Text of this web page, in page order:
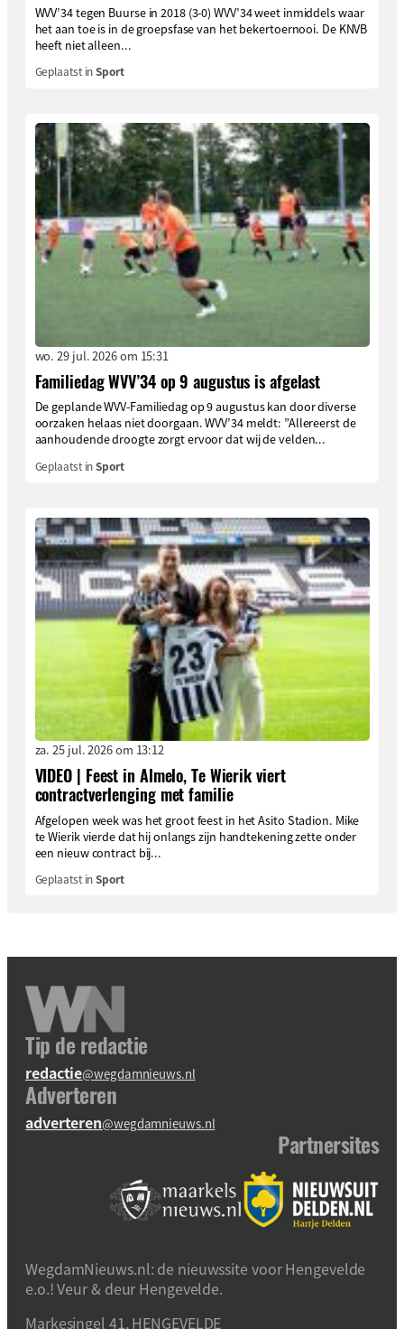
WVV’34 tegen Buurse in 2018 (3-0) WVV’34 weet inmiddels waar
het aan toe is in de groepsfase van het bekertoernooi. De KNVB
heeft niet alleen...
Geplaatst inSport
wo. 29 jul. 2026 om 15:31
Familiedag WVV’34 op 9 augustus is afgelast
De geplande WVV-Familiedag op 9 augustus kan door diverse
oorzaken helaas niet doorgaan. WVV’34 meldt: ”Allereerst de
aanhoudende droogte zorgt ervoor dat wij de velden...
Geplaatst inSport
za. 25 jul. 2026 om 13:12
VIDEO | Feest in Almelo, Te Wierik viert
contractverlenging met familie
Afgelopen week was het groot feest in het Asito Stadion. Mike
te Wierik vierde dat hij onlangs zijn handtekening zette onder
een nieuw contract bij...
Geplaatst inSport
Tip de redactie
redactie@wegdamnieuws.nl
Adverteren
adverteren@wegdamnieuws.nl
Partnersites
WegdamNieuws.nl: de nieuwssite voor Hengevelde
e.o.! Veur & deur Hengevelde.
Markesingel 41, HENGEVELDE